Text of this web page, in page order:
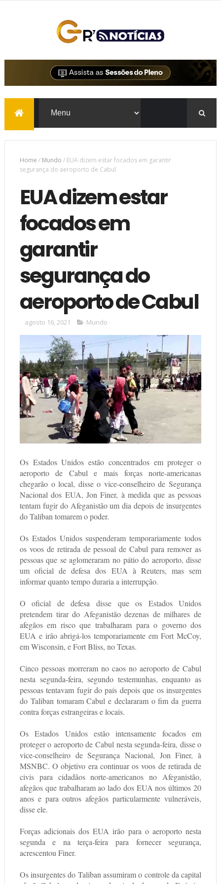
Home / Mundo / EUA dizem estar focados em garantir
segurança do aeroporto de Cabul
EUA dizem estar
focados em
garantir
segurança do
aeroporto de Cabul
agosto 16, 2021 Mundo
Os Estados Unidos estão concentrados em proteger o
aeroporto de Cabul e mais forças norte-americanas
chegarão o local, disse o vice-conselheiro de Segurança
Nacional dos EUA, Jon Finer, à medida que as pessoas
tentam fugir do Afeganistão um dia depois de insurgentes
do Taliban tomarem o poder.
Os Estados Unidos suspenderam temporariamente todos
os voos de retirada de pessoal de Cabul para remover as
pessoas que se aglomeraram no pátio do aeroporto, disse
um oficial de defesa dos EUA à Reuters, mas sem
informar quanto tempo duraria a interrupção.
O oficial de defesa disse que os Estados Unidos
pretendem tirar do Afeganistão dezenas de milhares de
afegãos em risco que trabalharam para o governo dos
EUA e irão abrigá-los temporariamente em Fort McCoy,
em Wisconsin, e Fort Bliss, no Texas.
Cinco pessoas morreram no caos no aeroporto de Cabul
nesta segunda-feira, segundo testemunhas, enquanto as
pessoas tentavam fugir do país depois que os insurgentes
do Taliban tomaram Cabul e declararam o fim da guerra
contra forças estrangeiras e locais.
Os Estados Unidos estão intensamente focados em
proteger o aeroporto de Cabul nesta segunda-feira, disse o
vice-conselheiro de Segurança Nacional, Jon Finer, à
MSNBC. O objetivo era continuar os voos de retirada de
civis para cidadãos norte-americanos no Afeganistão,
afegãos que trabalharam ao lado dos EUA nos últimos 20
anos e para outros afegãos particularmente vulneráveis,
disse ele.
Forças adicionais dos EUA irão para o aeroporto nesta
segunda e na terça-feira para fornecer segurança,
acrescentou Finer.
Os insurgentes do Taliban assumiram o controle da capital